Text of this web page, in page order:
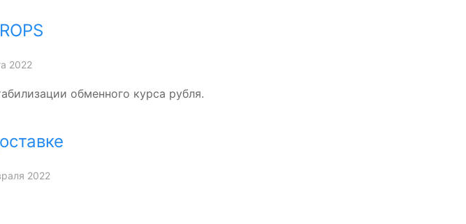
2022
обменного курса рубля.
2022